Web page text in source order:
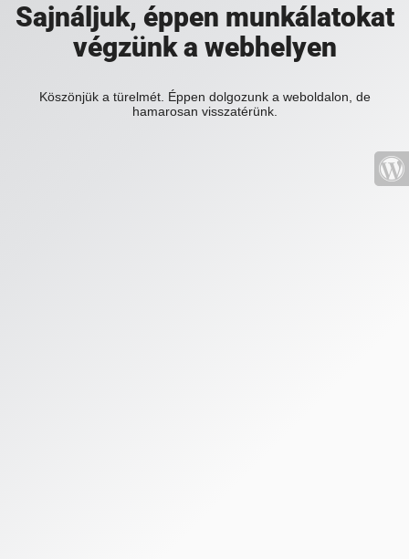
Sajnáljuk, éppen munkálatokat
végzünk a webhelyen
Köszönjük a türelmét. Éppen dolgozunk a weboldalon, de
hamarosan visszatérünk.